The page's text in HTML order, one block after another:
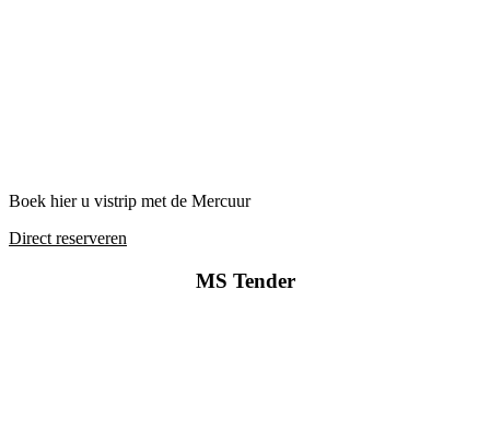
Boek hier u vistrip met de Mercuur
Direct reserveren
MS Tender